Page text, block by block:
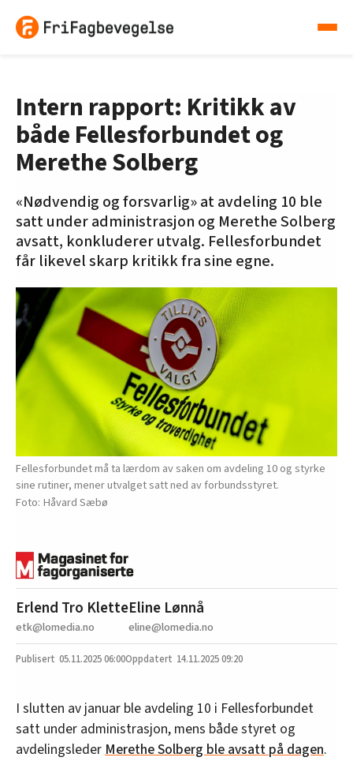
Intern rapport: Kritikk av
både Fellesforbundet og
Merethe Solberg
«Nødvendig og forsvarlig» at avdeling 10 ble
satt under administrasjon og Merethe Solberg
avsatt, konkluderer utvalg. Fellesforbundet
får likevel skarp kritikk fra sine egne.
Fellesforbundet må ta lærdom av saken om avdeling 10 og styrke
sine rutiner, mener utvalget satt ned av forbundsstyret.
Håvard Sæbø
Erlend Tro Klette
etk@lomedia.no
Eline Lønnå
eline@lomedia.no
05.11.202506:00 14.11.2025 09:20
I slutten av januar ble avdeling 10 i Fellesforbundet
satt under administrasjon, mens både styret og
avdelingslederMerethe Solberg ble avsatt på dagen.